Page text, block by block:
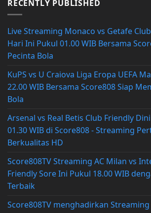
RECENTLY PUBLISHED
Live Streaming Monaco vs Getafe
Hari Ini Pukul 01.00 WIB Bersama
Pecinta Bola
KuPS vs U Craiova Liga Eropa UEFA
22.00 WIB Bersama Score808 Siap
Bola
Arsenal vs Real Betis Club Friendly
01.30 WIB di Score808 - Streaming
Berkualitas HD
Score808TV Streaming AC Milan vs
Friendly Sore Ini Pukul 18.00 WIB
Terbaik
Score808TV menghadirkan